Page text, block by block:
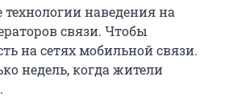
наведения на
связи. Чтобы
на сетях мобильной связи.
недель, когда жители